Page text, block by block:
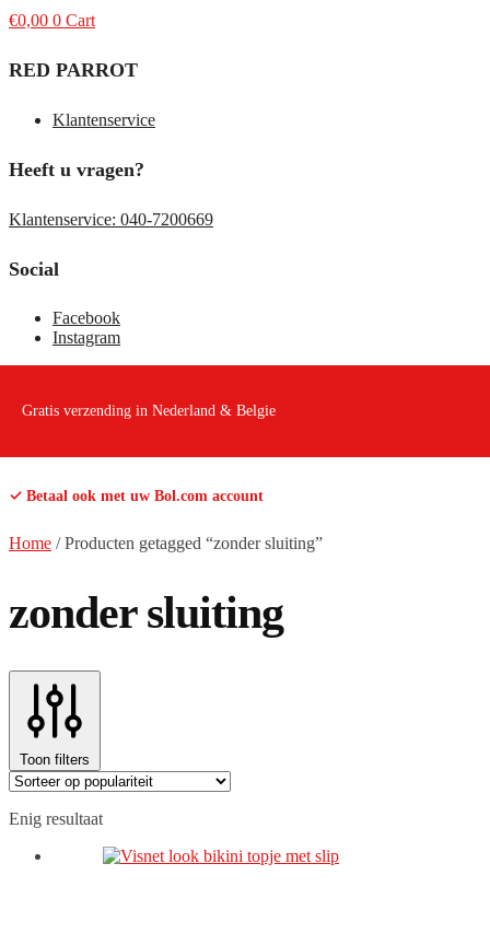
€0,00 0 Cart
RED PARROT
Klantenservice
Heeft u vragen?
Klantenservice: 040-7200669
Social
Facebook
Instagram
Gratis verzending in Nederland & Belgie
✓ Betaal ook met uw Bol.com account
Home /Producten getagged “zonder sluiting”
zonder sluiting
Toon filters
Enig resultaat